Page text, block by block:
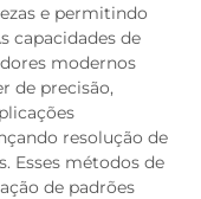
e permitindo
capacidades de
modernos
de precisão,
resolução de
Esses métodos de
de padrões